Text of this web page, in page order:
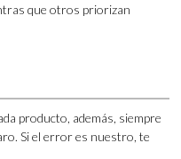
que otros priorizan
producto, además, siempre
Si el error es nuestro, te